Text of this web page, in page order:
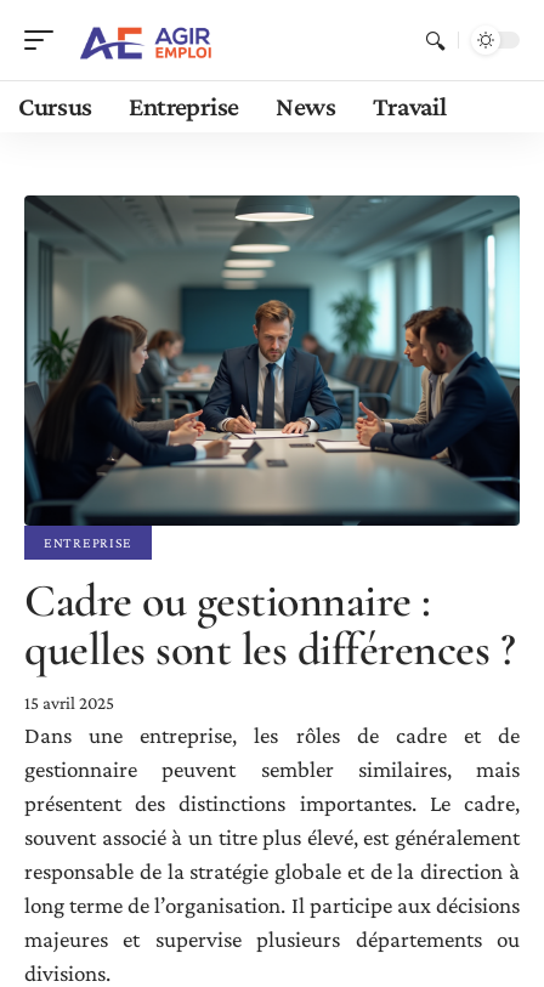
Cursus Entreprise News Travail
ENTREPRISE
Cadre ou gestionnaire :
quelles sont les différences ?
15 avril 2025
Dans une entreprise, les rôles de cadre et de
gestionnaire peuvent sembler similaires, mais
présentent des distinctions importantes. Le cadre,
souvent associé à un titre plus élevé, est généralement
responsable de la stratégie globale et de la direction à
long terme de l’organisation. Il participe aux décisions
majeures et supervise plusieurs départements ou
divisions.